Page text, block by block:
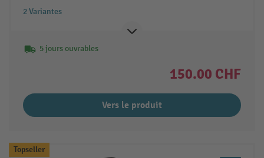
2 Variantes
5 jours ouvrables
150.00 CHF
Vers le produit
Topseller